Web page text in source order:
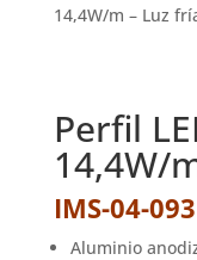
14,4W/m – Luz
Perfil
14,4W/
IMS-04-093
Aluminio